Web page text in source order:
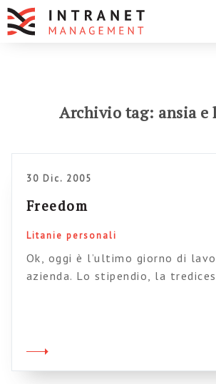
Archivio tag: ansia e
30 Dic. 2005
Freedom
Litanie personali
Ok, oggi è l’ultimo giorno di
azienda. Lo stipendio, la
nutrirò di bacche e radici. Ma